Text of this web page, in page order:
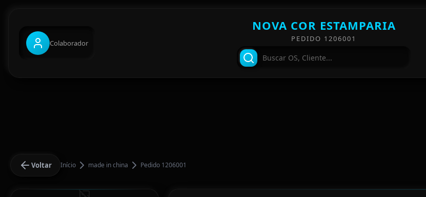
Colaborador
NOVA COR ESTAMPARIA
PEDIDO 1206001
Voltar Início made in china Pedido 1206001